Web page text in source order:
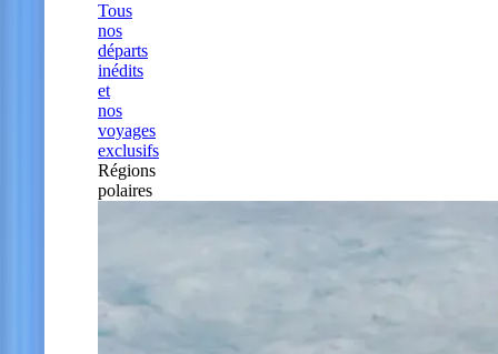
Tous
nos
départs
inédits
et
nos
voyages
exclusifs
Régions
polaires